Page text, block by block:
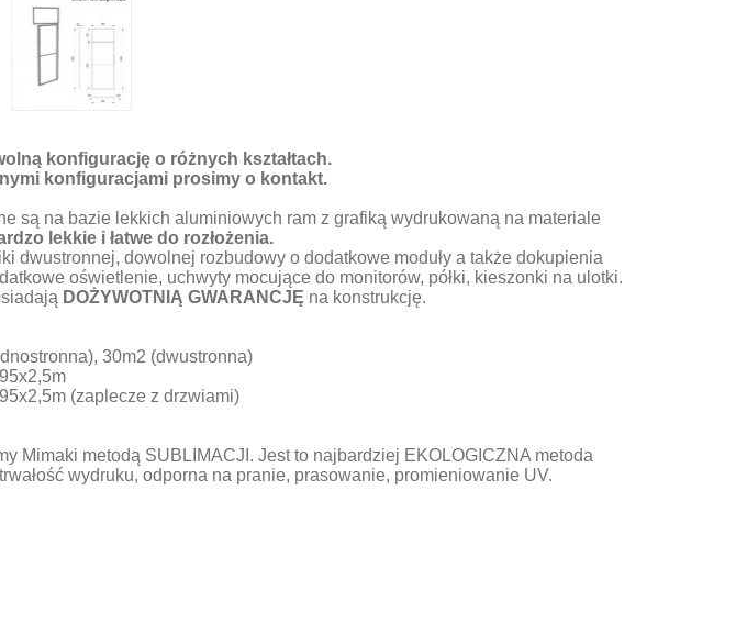
konfigurację o różnych kształtach.
konfiguracjami prosimy o kontakt.
są na bazie lekkich aluminiowych ram z grafiką wydrukowaną na materiale
lekkie i łatwe do rozłożenia.
dwustronnej, dowolnej rozbudowy o dodatkowe moduły a także dokupienia
oświetlenie, uchwyty mocujące do monitorów, półki, kieszonki na ulotki.
DOŻYWOTNIĄ GWARANCJĘ na konstrukcję.
30m2 (dwustronna)
(zaplecze z drzwiami)
Mimaki metodą SUBLIMACJI. Jest to najbardziej EKOLOGICZNA metoda
wydruku, odporna na pranie, prasowanie, promieniowanie UV.